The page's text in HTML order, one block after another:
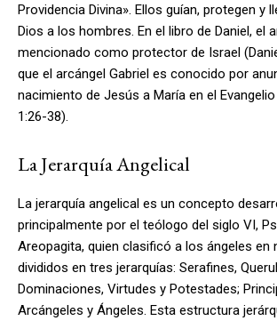
Providencia Divina». Ellos guían, protegen y
Dios a los hombres. En el libro de Daniel, el
mencionado como protector de Israel
que el arcángel Gabriel es conocido por
nacimiento de Jesús a María en el
1:26-38).
La Jerarquía Angelical
La jerarquía angelical es un concepto
principalmente por el teólogo del siglo VI,
Areopagita, quien clasificó a los ángeles en
divididos en tres jerarquías: Serafines,
Dominaciones, Virtudes y Potestades;
Arcángeles y Ángeles. Esta estructura